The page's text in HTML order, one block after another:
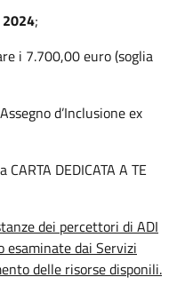
2024;
i 7.700,00 euro (soglia
d’Inclusione ex
DEDICATA A TE
dei percettori di ADI
esaminate dai Servizi
delle risorse disponili.